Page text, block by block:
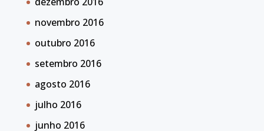
novembro 2016
outubro 2016
setembro 2016
agosto 2016
julho 2016
junho 2016